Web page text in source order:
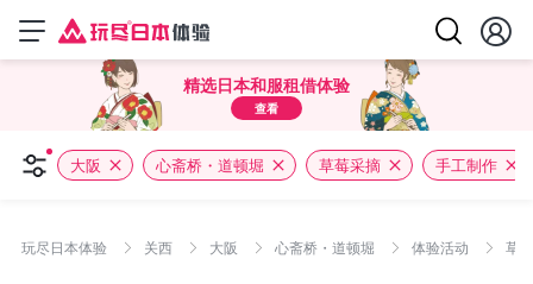
精选日本和服租借体验
查看
大阪 心斋桥・道顿堀 草莓采摘 手工制作
玩尽日本体验 关西 大阪 心斋桥・道顿堀 体验活动 草